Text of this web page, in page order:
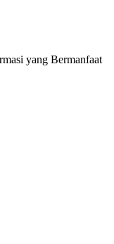
yang Bermanfaat